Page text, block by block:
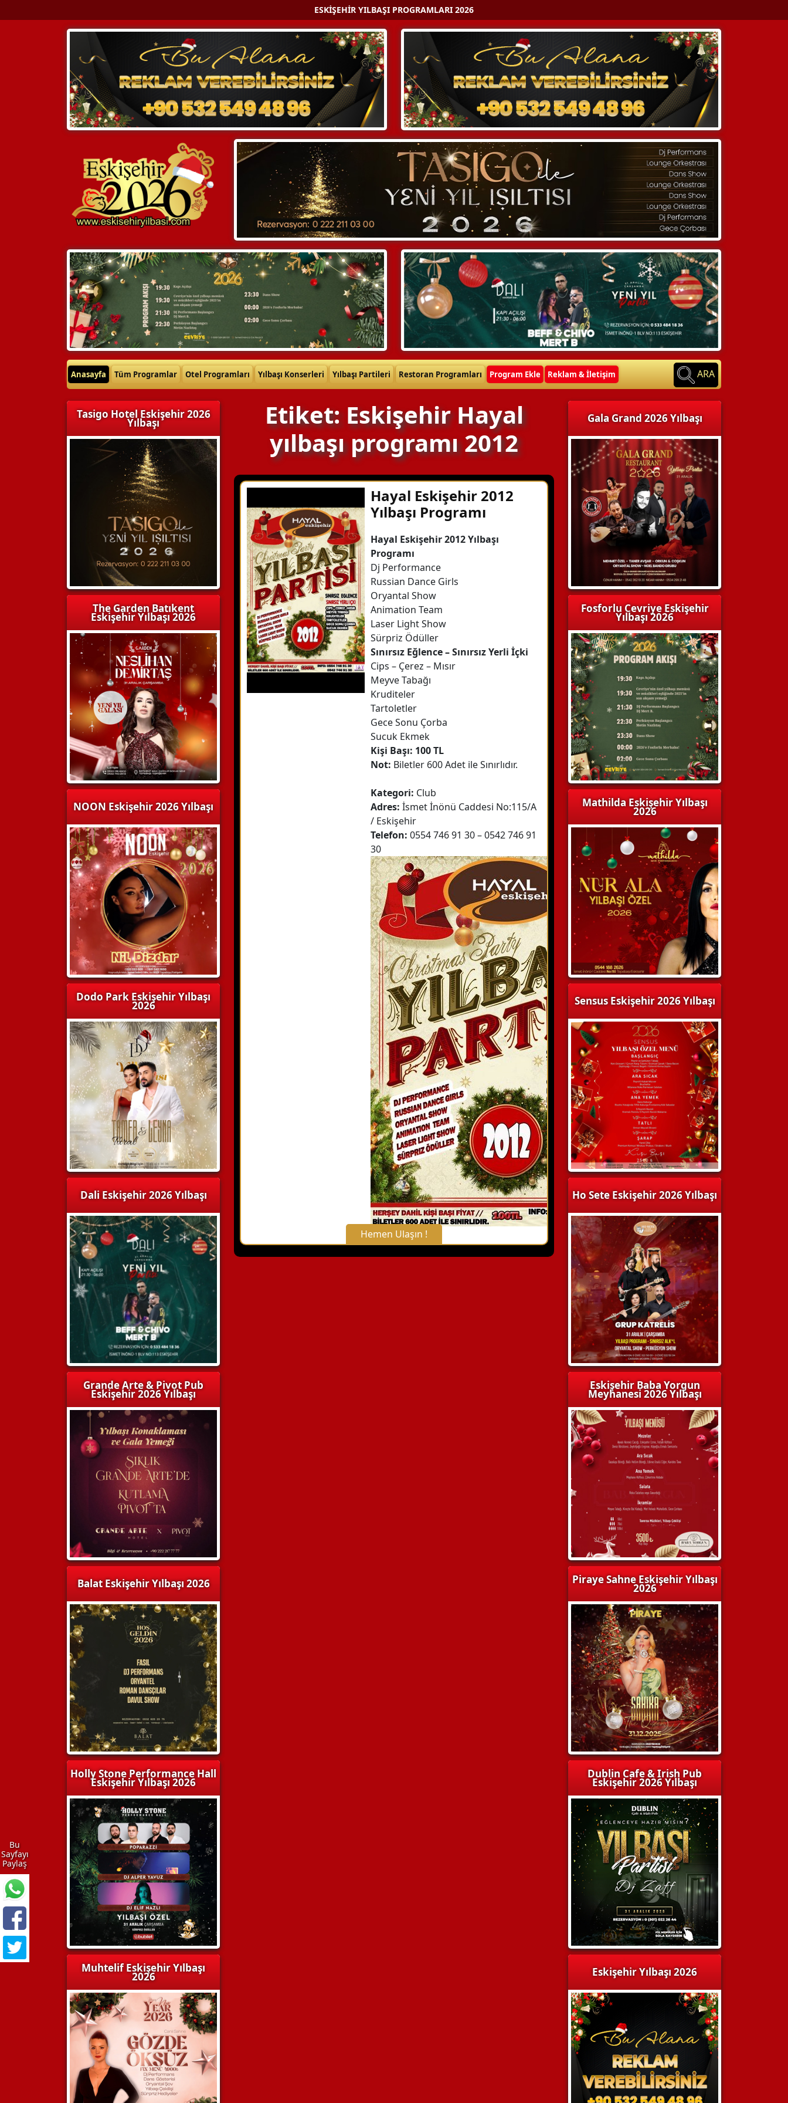
ESKIŞEHIR YILBAŞI PROGRAMLARI 2026
Anasayfa Tüm Programlar Otel Programları Yılbaşı Konserleri Yılbaşı Partileri Restoran Programları Program Ekle Reklam & İletişim ARA
Tasigo Hotel Eskişehir 2026
Yılbaşı
The Garden Batıkent
Eskişehir Yılbaşı 2026
NOON Eskişehir 2026 Yılbaşı
Dodo Park Eskişehir Yılbaşı
2026
Dali Eskişehir 2026 Yılbaşı
Grande Arte & Pivot Pub
Eskişehir 2026 Yılbaşı
Balat Eskişehir Yılbaşı 2026
Holly Stone Performance Hall
Eskişehir Yılbaşı 2026
Muhtelif Eskişehir Yılbaşı
2026
Etiket: Eskişehir Hayal
yılbaşı programı 2012
Hayal Eskişehir 2012
Yılbaşı Programı
Hayal Eskişehir 2012 Yılbaşı
Programı
Dj Performance
Russian Dance Girls
Oryantal Show
Animation Team
Laser Light Show
Sürpriz Ödüller
Sınırsız Eğlence – Sınırsız Yerli İçki
Cips – Çerez – Mısır
Meyve Tabağı
Kruditeler
Tartoletler
Gece Sonu Çorba
Sucuk Ekmek
Kişi Başı: 100 TL
Not: Biletler 600 Adet ile Sınırlıdır.
Kategori: Club
Adres: İsmet İnönü Caddesi No:115/A
/ Eskişehir
Telefon: 0554 746 91 30 – 0542 746 91
30
Hemen Ulaşın !
X Kapat
Gala Grand 2026 Yılbaşı
Fosforlu Cevriye Eskişehir
Yılbaşı 2026
Mathilda Eskişehir Yılbaşı
2026
Sensus Eskişehir 2026 Yılbaşı
Ho Sete Eskişehir 2026 Yılbaşı
Eskişehir Baba Yorgun
Meyhanesi 2026 Yılbaşı
Piraye Sahne Eskişehir Yılbaşı
2026
Dublin Cafe & Irish Pub
Eskişehir 2026 Yılbaşı
Eskişehir Yılbaşı 2026
Bu
Sayfayı
Paylaş